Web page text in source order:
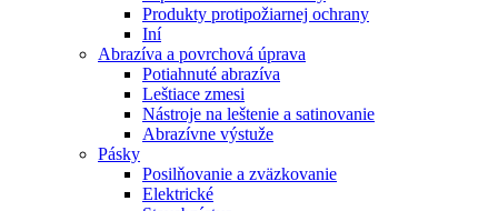
Produkty protipožiarnej ochrany
Iní
Abrazíva a povrchová úprava
Potiahnuté abrazíva
Leštiace zmesi
Nástroje na leštenie a satinovanie
Abrazívne výstuže
Pásky
Posilňovanie a zväzkovanie
Elektrické